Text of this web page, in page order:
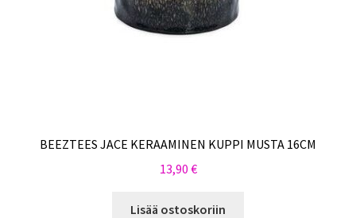
BEEZTEES JACE KERAAMINEN KUPPI MUSTA 16CM
13,90 €
Lisää ostoskoriin